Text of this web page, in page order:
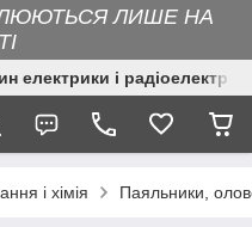
ЛИШЕ НА
електрики і
і хімія Паяльники,